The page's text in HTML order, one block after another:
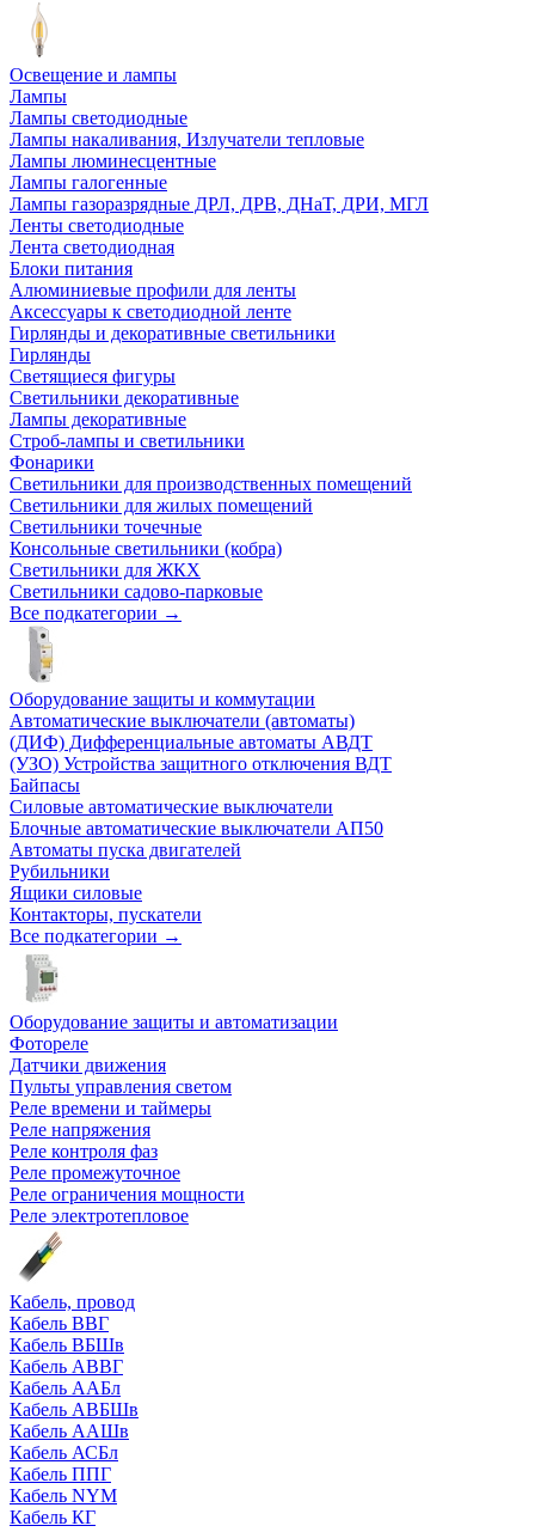
Освещение и лампы
Лампы
Лампы светодиодные
Лампы накаливания, Излучатели тепловые
Лампы люминесцентные
Лампы галогенные
Лампы газоразрядные ДРЛ, ДРВ, ДНаТ, ДРИ, МГЛ
Ленты светодиодные
Лента светодиодная
Блоки питания
Алюминиевые профили для ленты
Аксессуары к светодиодной ленте
Гирлянды и декоративные светильники
Гирлянды
Светящиеся фигуры
Светильники декоративные
Лампы декоративные
Строб-лампы и светильники
Фонарики
Светильники для производственных помещений
Светильники для жилых помещений
Светильники точечные
Консольные светильники (кобра)
Светильники для ЖКХ
Светильники садово-парковые
Все подкатегории →
Оборудование защиты и коммутации
Автоматические выключатели (автоматы)
(ДИФ) Дифференциальные автоматы АВДТ
(УЗО) Устройства защитного отключения ВДТ
Байпасы
Силовые автоматические выключатели
Блочные автоматические выключатели АП50
Автоматы пуска двигателей
Рубильники
Ящики силовые
Контакторы, пускатели
Все подкатегории →
Оборудование защиты и автоматизации
Фотореле
Датчики движения
Пульты управления светом
Реле времени и таймеры
Реле напряжения
Реле контроля фаз
Реле промежуточное
Реле ограничения мощности
Реле электротепловое
Кабель, провод
Кабель ВВГ
Кабель ВБШв
Кабель АВВГ
Кабель ААБл
Кабель АВБШв
Кабель ААШв
Кабель АСБл
Кабель ППГ
Кабель NYM
Кабель КГ